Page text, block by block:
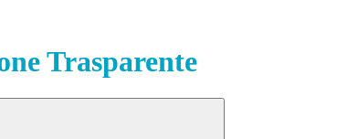
Trasparente